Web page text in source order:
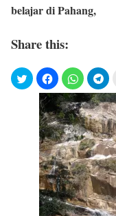
belajar di Pahang,
Share this: